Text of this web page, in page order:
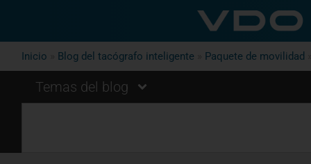
Inicio Blog del tacógrafo inteligente Paquete de movilidad
Temas del blog